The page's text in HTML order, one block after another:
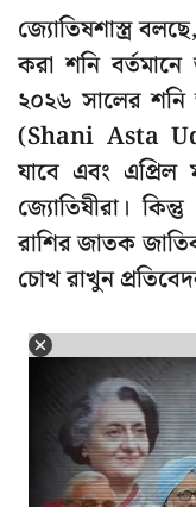
জ্যোতিষশাস্ত্র
করা শনি বর্তমানে
২০২৬ সালের
(Shani Asta
যাবে এবং
জ্যোতিষীরা।
রাশির জাতক
চোখ রাখুন